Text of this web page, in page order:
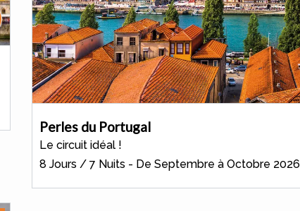
Perles du Portugal
Le circuit idéal !
8 Jours / 7 Nuits - De Septembre à Octobre 2026